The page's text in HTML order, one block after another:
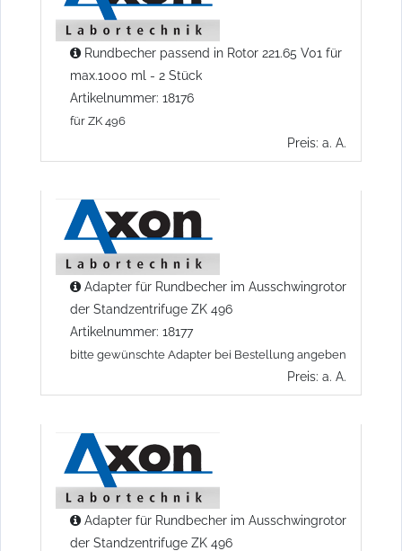
Rundbecher passend in Rotor 221.65 V01 für
max.1000 ml - 2 Stück
Artikelnummer: 18176
für ZK 496
Preis: a. A.
Adapter für Rundbecher im Ausschwingrotor
der Standzentrifuge ZK 496
Artikelnummer: 18177
bitte gewünschte Adapter bei Bestellung angeben
Preis: a. A.
Adapter für Rundbecher im Ausschwingrotor
der Standzentrifuge ZK 496